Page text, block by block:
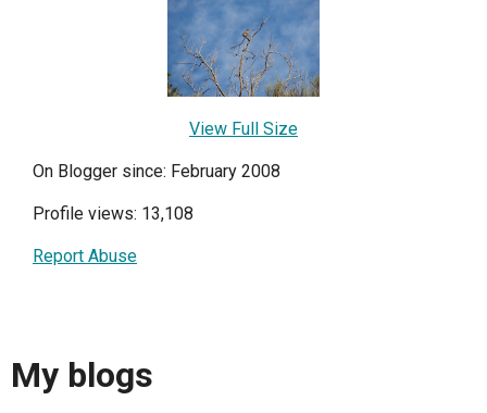
View Full Size
On Blogger since: February 2008
Profile views: 13,108
Report Abuse
My blogs